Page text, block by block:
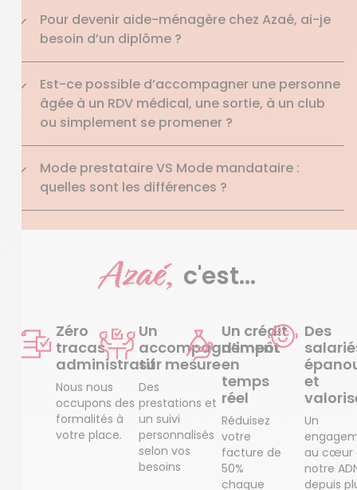
Pour devenir aide-ménagère chez Azaé, ai-je
besoin d’un diplôme ?
Est-ce possible d’accompagner une personne
âgée à un RDV médical, une sortie, à un club
ou simplement se promener ?
Mode prestataire VS Mode mandataire :
quelles sont les différences ?
Azaé, c'est...
Zéro
tracas
administratif
Nous nous
occupons des
formalités à
votre place.
Un
accompagnement
sur mesure
Des
prestations et
un suivi
personnalisés
selon vos
besoins
Un crédit
d’impôt
en
temps
réel
Réduisez
votre
facture de
50%
chaque
Des
et
Un
au cœur
notre
depuis